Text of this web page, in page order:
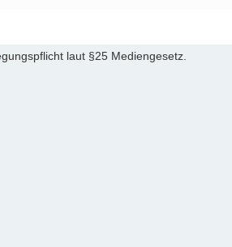
laut §25 Mediengesetz.